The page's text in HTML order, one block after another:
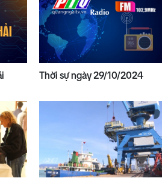
Thời sự ngày 29/10/2024